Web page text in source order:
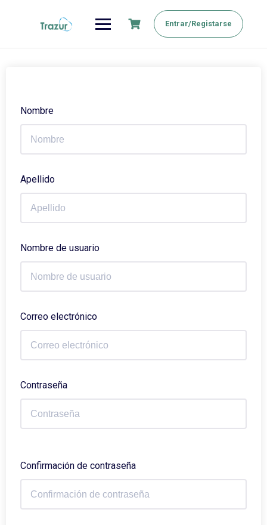
Entrar/Registarse
Nombre
Apellido
Nombre de usuario
Correo electrónico
Contraseña
Confirmación de contraseña